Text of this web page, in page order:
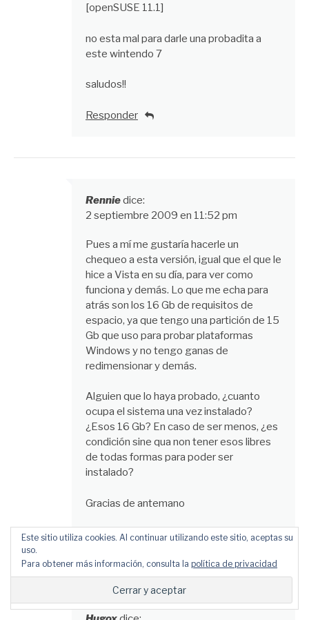
[openSUSE 11.1]
no esta mal para darle una probadita a
este wintendo 7
saludos!!
Responder
Renniedice:
2 septiembre 2009 en 11:52 pm
Pues a mí me gustaría hacerle un
chequeo a esta versión, igual que el que le
hice a Vista en su día, para ver como
funciona y demás. Lo que me echa para
atrás son los 16 Gb de requisitos de
espacio, ya que tengo una partición de 15
Gb que uso para probar plataformas
Windows y no tengo ganas de
redimensionar y demás.
Alguien que lo haya probado, ¿cuanto
ocupa el sistema una vez instalado?
¿Esos 16 Gb? En caso de ser menos, ¿es
condición sine qua non tener esos libres
de todas formas para poder ser
instalado?
Gracias de antemano
Responder
Este sitio utiliza cookies. Al continuar utilizando este sitio, aceptas su
uso.
Para obtener más información, consulta la política de privacidad